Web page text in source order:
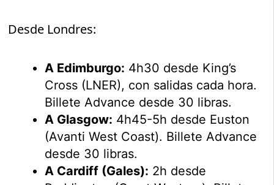
Desde Londres:
A Edimburgo: 4h30 desde King’s
Cross (LNER), con salidas cada hora.
Billete Advance desde 30 libras.
A Glasgow: 4h45-5h desde Euston
(Avanti West Coast). Billete Advance
desde 30 libras.
A Cardiff (Gales): 2h desde